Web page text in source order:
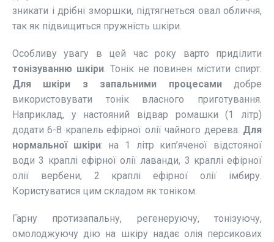
зникати і дрібні зморшки, підтягнеться овал обличчя,
так як підвищиться пружність шкіри.
Особливу увагу в цей час року варто приділити
тонізуванню шкіри. Тонік не повинен містити спирт.
Для шкіри з запальними процесамидобре
використовувати тонік власного приготування.
Наприклад, у настояний відвар ромашки (1 літр)
додати 6-8 крапель ефірної олії чайного дерева. Для
нормальної шкіри: на 1 літр кип’яченої відстояної
води 3 краплі ефірної олії лаванди, 3 краплі ефірної
олії вербени, 2 краплі ефірної олії імбиру.
Користуватися цим складом як тоніком.
Гарну протизапальну, регенеруючу, тонізуючу,
омолоджуючу дію на шкіру надає олія персикових